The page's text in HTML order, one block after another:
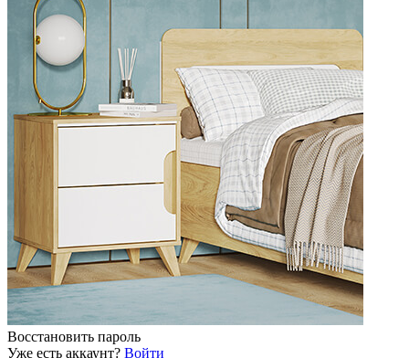
Восстановить пароль
Уже есть аккаунт? Войти